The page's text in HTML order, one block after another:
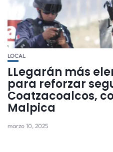
LOCAL
LLegarán más
para reforzar
Coatzacoalcos,
Malpica
marzo 10, 2025